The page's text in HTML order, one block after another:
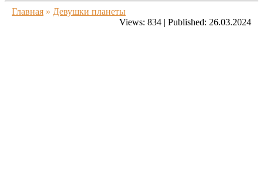
Главная » Девушки планеты
Views: 834 | Published: 26.03.2024